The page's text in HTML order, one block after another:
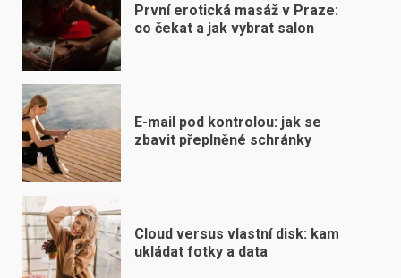
První erotická masáž v Praze:
co čekat a jak vybrat salon
E-mail pod kontrolou: jak se
zbavit přeplněné schránky
Cloud versus vlastní disk: kam
ukládat fotky a data